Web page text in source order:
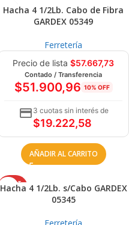
Hacha 4 1/2Lb. Cabo de Fibra
GARDEX 05349
Ferretería
Precio de lista $57.667,73
Contado / Transferencia
$51.900,96 10% OFF
3 cuotas sin interés de
$19.222,58
AÑADIR AL CARRITO
AGOT
ADO
Hacha 4 1/2Lb. s/Cabo GARDEX
05345